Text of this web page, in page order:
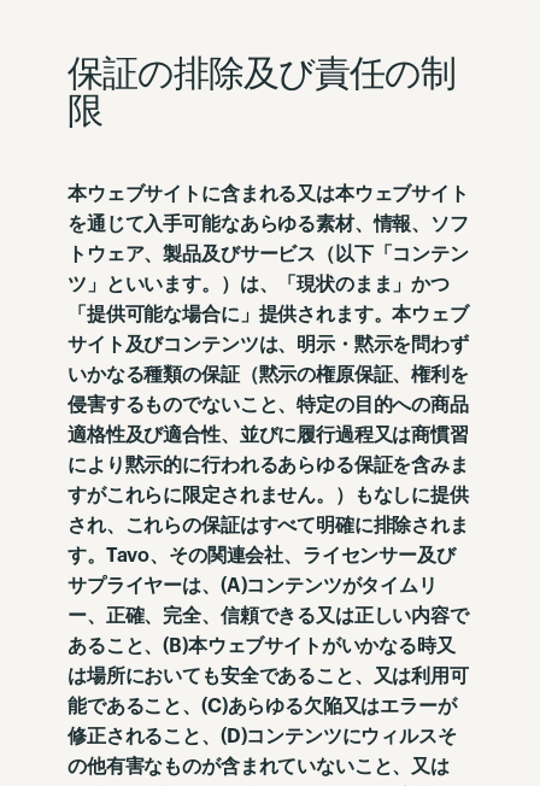
保証の排除及び責任の制
限
本ウェブサイトに含まれる又は本ウェブサイト
を通じて入手可能なあらゆる素材、情報、ソフ
トウェア、製品及びサービス（以下「コンテン
ツ」といいます。）は、「現状のまま」かつ
「提供可能な場合に」提供されます。本ウェブ
サイト及びコンテンツは、明示・黙示を問わず
いかなる種類の保証（黙示の権原保証、権利を
侵害するものでないこと、特定の目的への商品
適格性及び適合性、並びに履行過程又は商慣習
により黙示的に行われるあらゆる保証を含みま
すがこれらに限定されません。）もなしに提供
され、これらの保証はすべて明確に排除されま
す。Tavo、その関連会社、ライセンサー及び
サプライヤーは、(A)コンテンツがタイムリ
ー、正確、完全、信頼できる又は正しい内容で
あること、(B)本ウェブサイトがいかなる時又
は場所においても安全であること、又は利用可
能であること、(C)あらゆる欠陥又はエラーが
修正されること、(D)コンテンツにウィルスそ
の他有害なものが含まれていないこと、又は